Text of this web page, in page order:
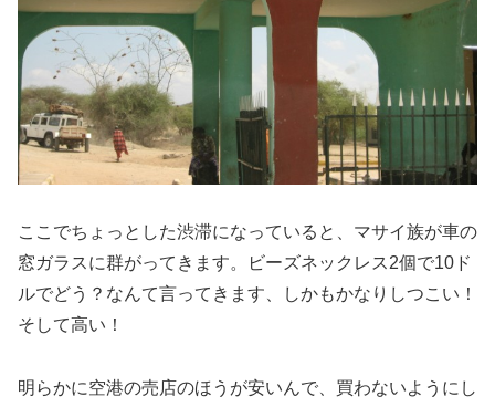
ここでちょっとした渋滞になっていると、マサイ族が車の
窓ガラスに群がってきます。ビーズネックレス2個で10ド
ルでどう？なんて言ってきます、しかもかなりしつこい！
そして高い！
明らかに空港の売店のほうが安いんで、買わないようにし